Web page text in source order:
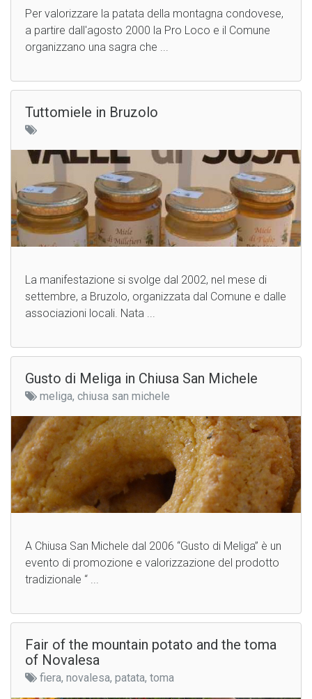
Per valorizzare la patata della montagna condovese,
a partire dall'agosto 2000 la Pro Loco e il Comune
organizzano una sagra che ...
Tuttomiele in Bruzolo
La manifestazione si svolge dal 2002, nel mese di
settembre, a Bruzolo, organizzata dal Comune e dalle
associazioni locali. Nata ...
Gusto di Meliga in Chiusa San Michele
meliga, chiusa san michele
A Chiusa San Michele dal 2006 “Gusto di Meliga” è un
evento di promozione e valorizzazione del prodotto
tradizionale “ ...
Fair of the mountain potato and the toma
of Novalesa
fiera, novalesa, patata, toma